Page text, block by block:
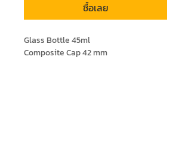
ซื้อเลย
Glass Bottle 45ml
Composite Cap 42 mm